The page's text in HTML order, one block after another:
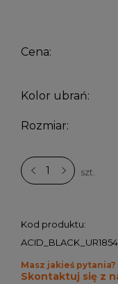
Cena:
Kolor ubrań:
Rozmiar:
szt.
Kod produktu:
ACID_BLACK_UR1854
Masz jakieś pytania?
Skontaktuj się z